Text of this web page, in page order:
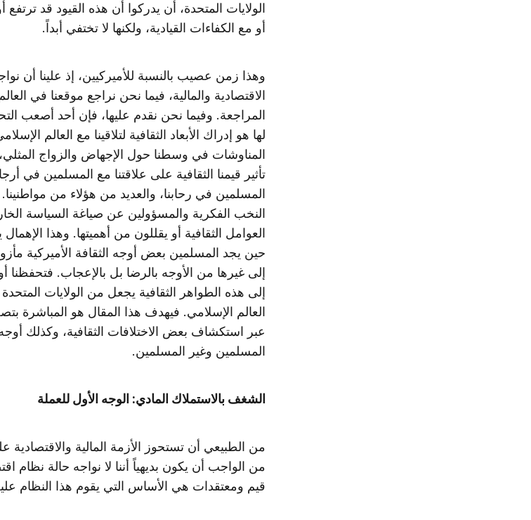
الولايات المتحدة، أن يدركوا أن هذه القيود قد
أو مع الكفاءات القيادية، ولكنها لا تختفي أبداً.
وهذا زمن عصيب بالنسبة للأميركيين، إذ علينا أن
الاقتصادية والمالية، فيما نحن نراجع موقعنا في
المراجعة. وفيما نحن نقدم عليها، فإن أحد أصعب
لها هو إدراك الأبعاد الثقافية لتلاقينا مع العالم
المناوشات في وسطنا حول الإجهاض والزواج
تأثير قيمنا الثقافية على علاقتنا مع المسلمين في
المسلمين في رحابنا، والعديد من هؤلاء من
النخب الفكرية والمسؤولين عن صياغة السياسة
العوامل الثقافية أو يقللون من أهميتها. وهذا
حين يجد المسلمين بعض أوجه الثقافة الأميركية
إلى غيرها من الأوجه بالرضا بل بالإعجاب. فتحفظنا
إلى هذه الطواهر الثقافية يجعل من الولايات
العالم الإسلامي. فيهدف هذا المقال هو المباشرة
عبر استكشاف بعض الاختلافات الثقافية، وكذلك أوجه
المسلمين وغير المسلمين.
الشغف بالاستملاك المادي: الوجه الأول للعملة
من الطبيعي أن تستحوز الأزمة المالية والاقتصادية
من الواجب أن يكون بديهياً أننا لا نواجه حالة
قيم ومعتقدات هي الأساس التي يقوم هذا النظام